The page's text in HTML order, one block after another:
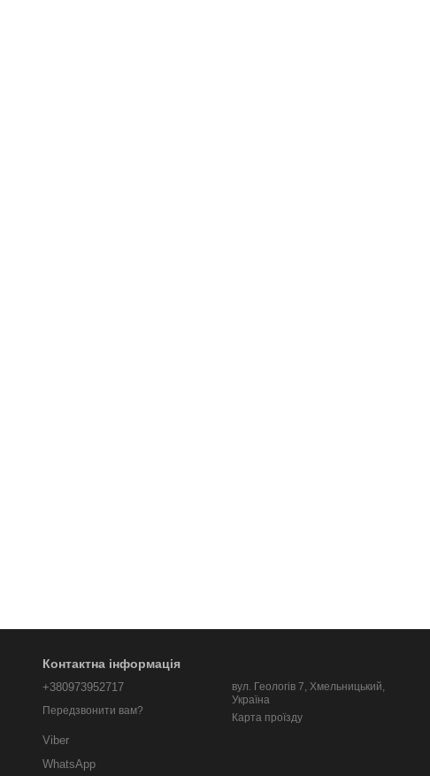
Контактна інформація
+380973952717
Передзвонити вам?
Viber
WhatsApp
вул. Геологів 7, Хмельницький,
Україна
Карта проїзду